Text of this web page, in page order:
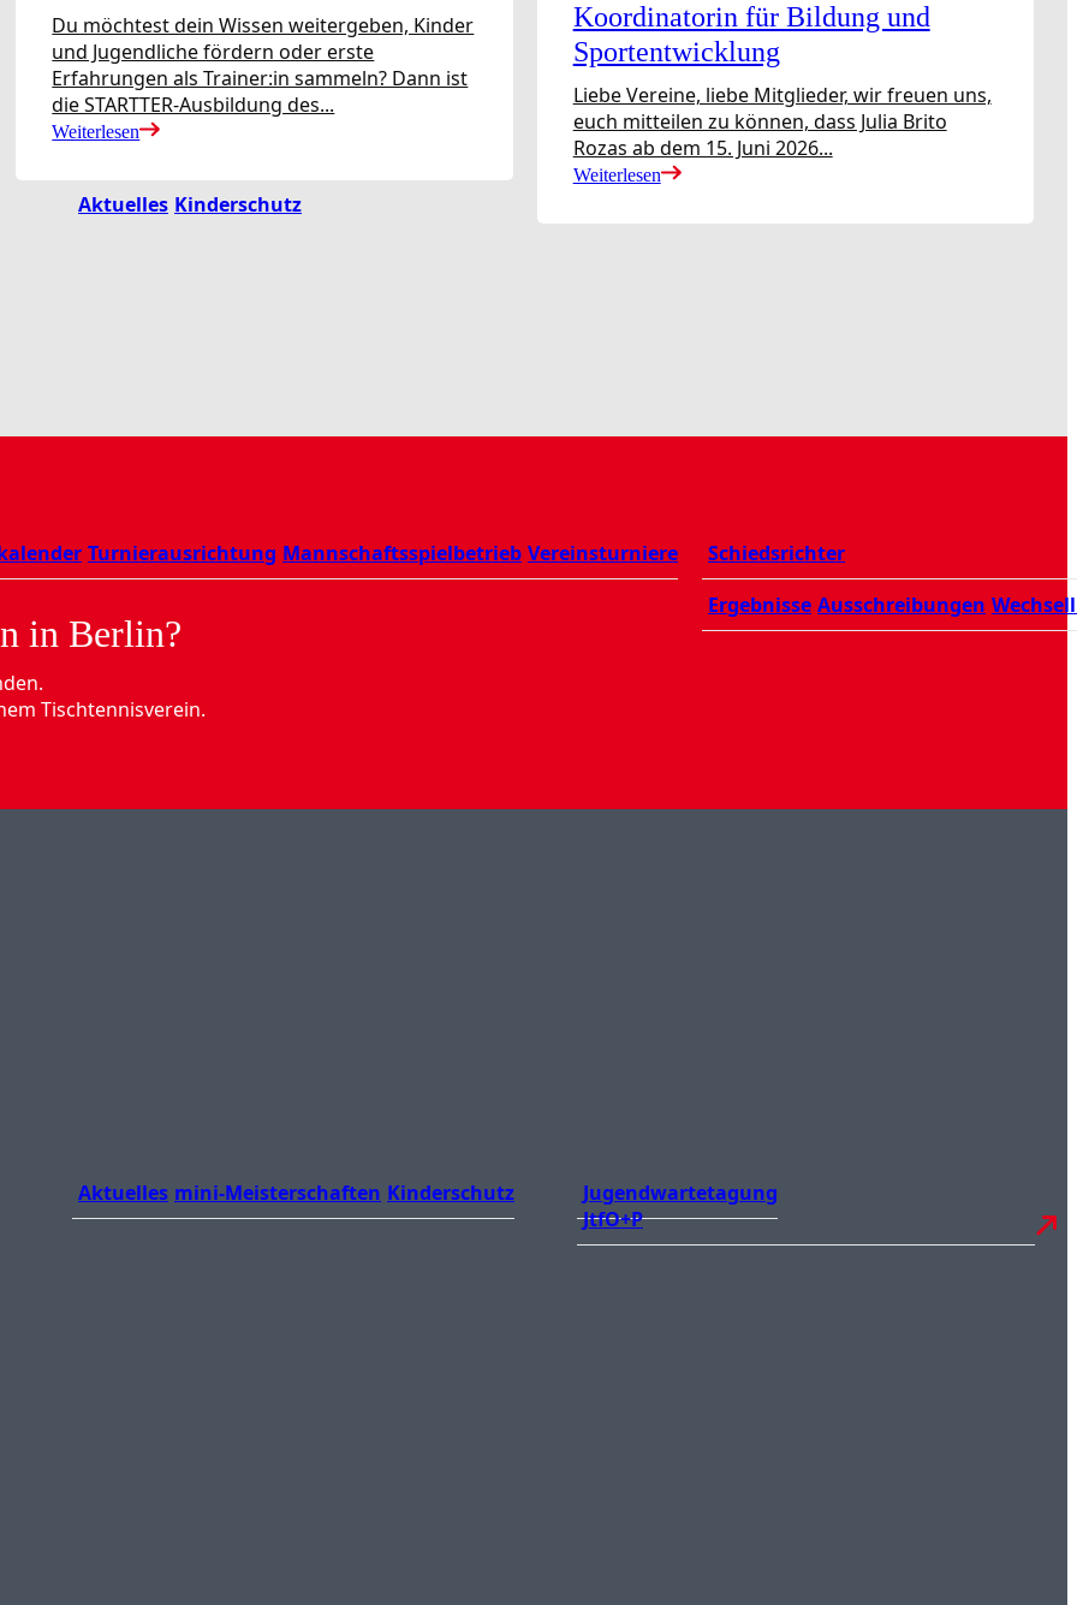
Aktuelles Kinderschutz
Turnierausrichtung Mannschaftsspielbetrieb Vereinsturniere
Schiedsrichter
Ergebnisse Ausschreibungen
Aktuelles mini-Meisterschaften Kinderschutz
Jugendwartetagung
JtfO+P
Du möchtest dein Wissen weitergeben, Kinder
und Jugendliche fördern oder erste
Erfahrungen als Trainer:in sammeln? Dann ist
die STARTTER-Ausbildung des...
Weiterlesen
Koordinatorin für Bildung und
Sportentwicklung
Liebe Vereine, liebe Mitglieder, wir freuen uns,
euch mitteilen zu können, dass Julia Brito
Rozas ab dem 15. Juni 2026...
Weiterlesen
in Berlin?
Tischtennisverein.